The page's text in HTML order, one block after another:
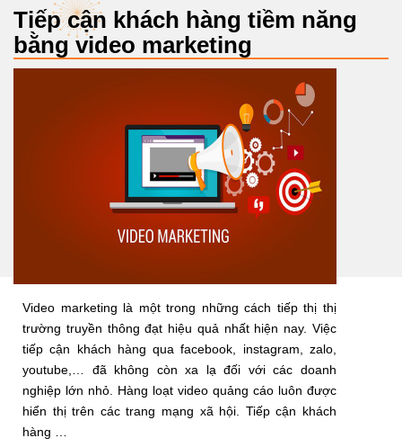
Tiếp cận khách hàng tiềm năng
bằng video marketing
Video marketing là một trong những cách tiếp thị thị
trường truyền thông đạt hiệu quả nhất hiện nay. Việc
tiếp cận khách hàng qua facebook, instagram, zalo,
youtube,… đã không còn xa lạ đối với các doanh
nghiệp lớn nhỏ. Hàng loạt video quảng cáo luôn được
hiển thị trên các trang mạng xã hội. Tiếp cận khách
hàng …